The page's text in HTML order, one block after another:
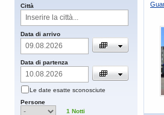
Сittà
​Data di arrivo
​Data di partenza
​Le date esatte sconosciute
​Persone
1 Notti